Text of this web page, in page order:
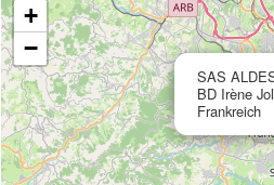
SAS
BD Irène
Frankreich
+
−